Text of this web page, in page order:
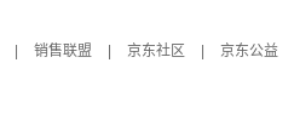
销售联盟 京东社区
京东公益